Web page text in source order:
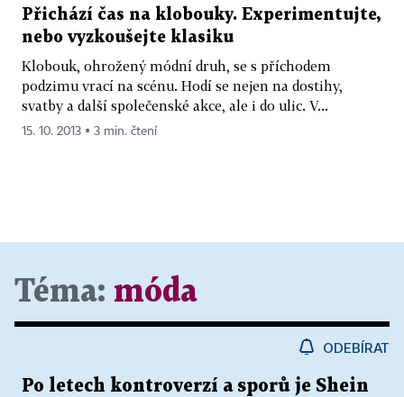
Přichází čas na klobouky. Experimentujte,
nebo vyzkoušejte klasiku
Klobouk, ohrožený módní druh, se s příchodem
podzimu vrací na scénu. Hodí se nejen na dostihy,
svatby a další společenské akce, ale i do ulic. V...
15. 10. 2013 ▪ 3 min. čtení
Téma: móda
ODEBÍRAT
Po letech kontroverzí a sporů je Shein